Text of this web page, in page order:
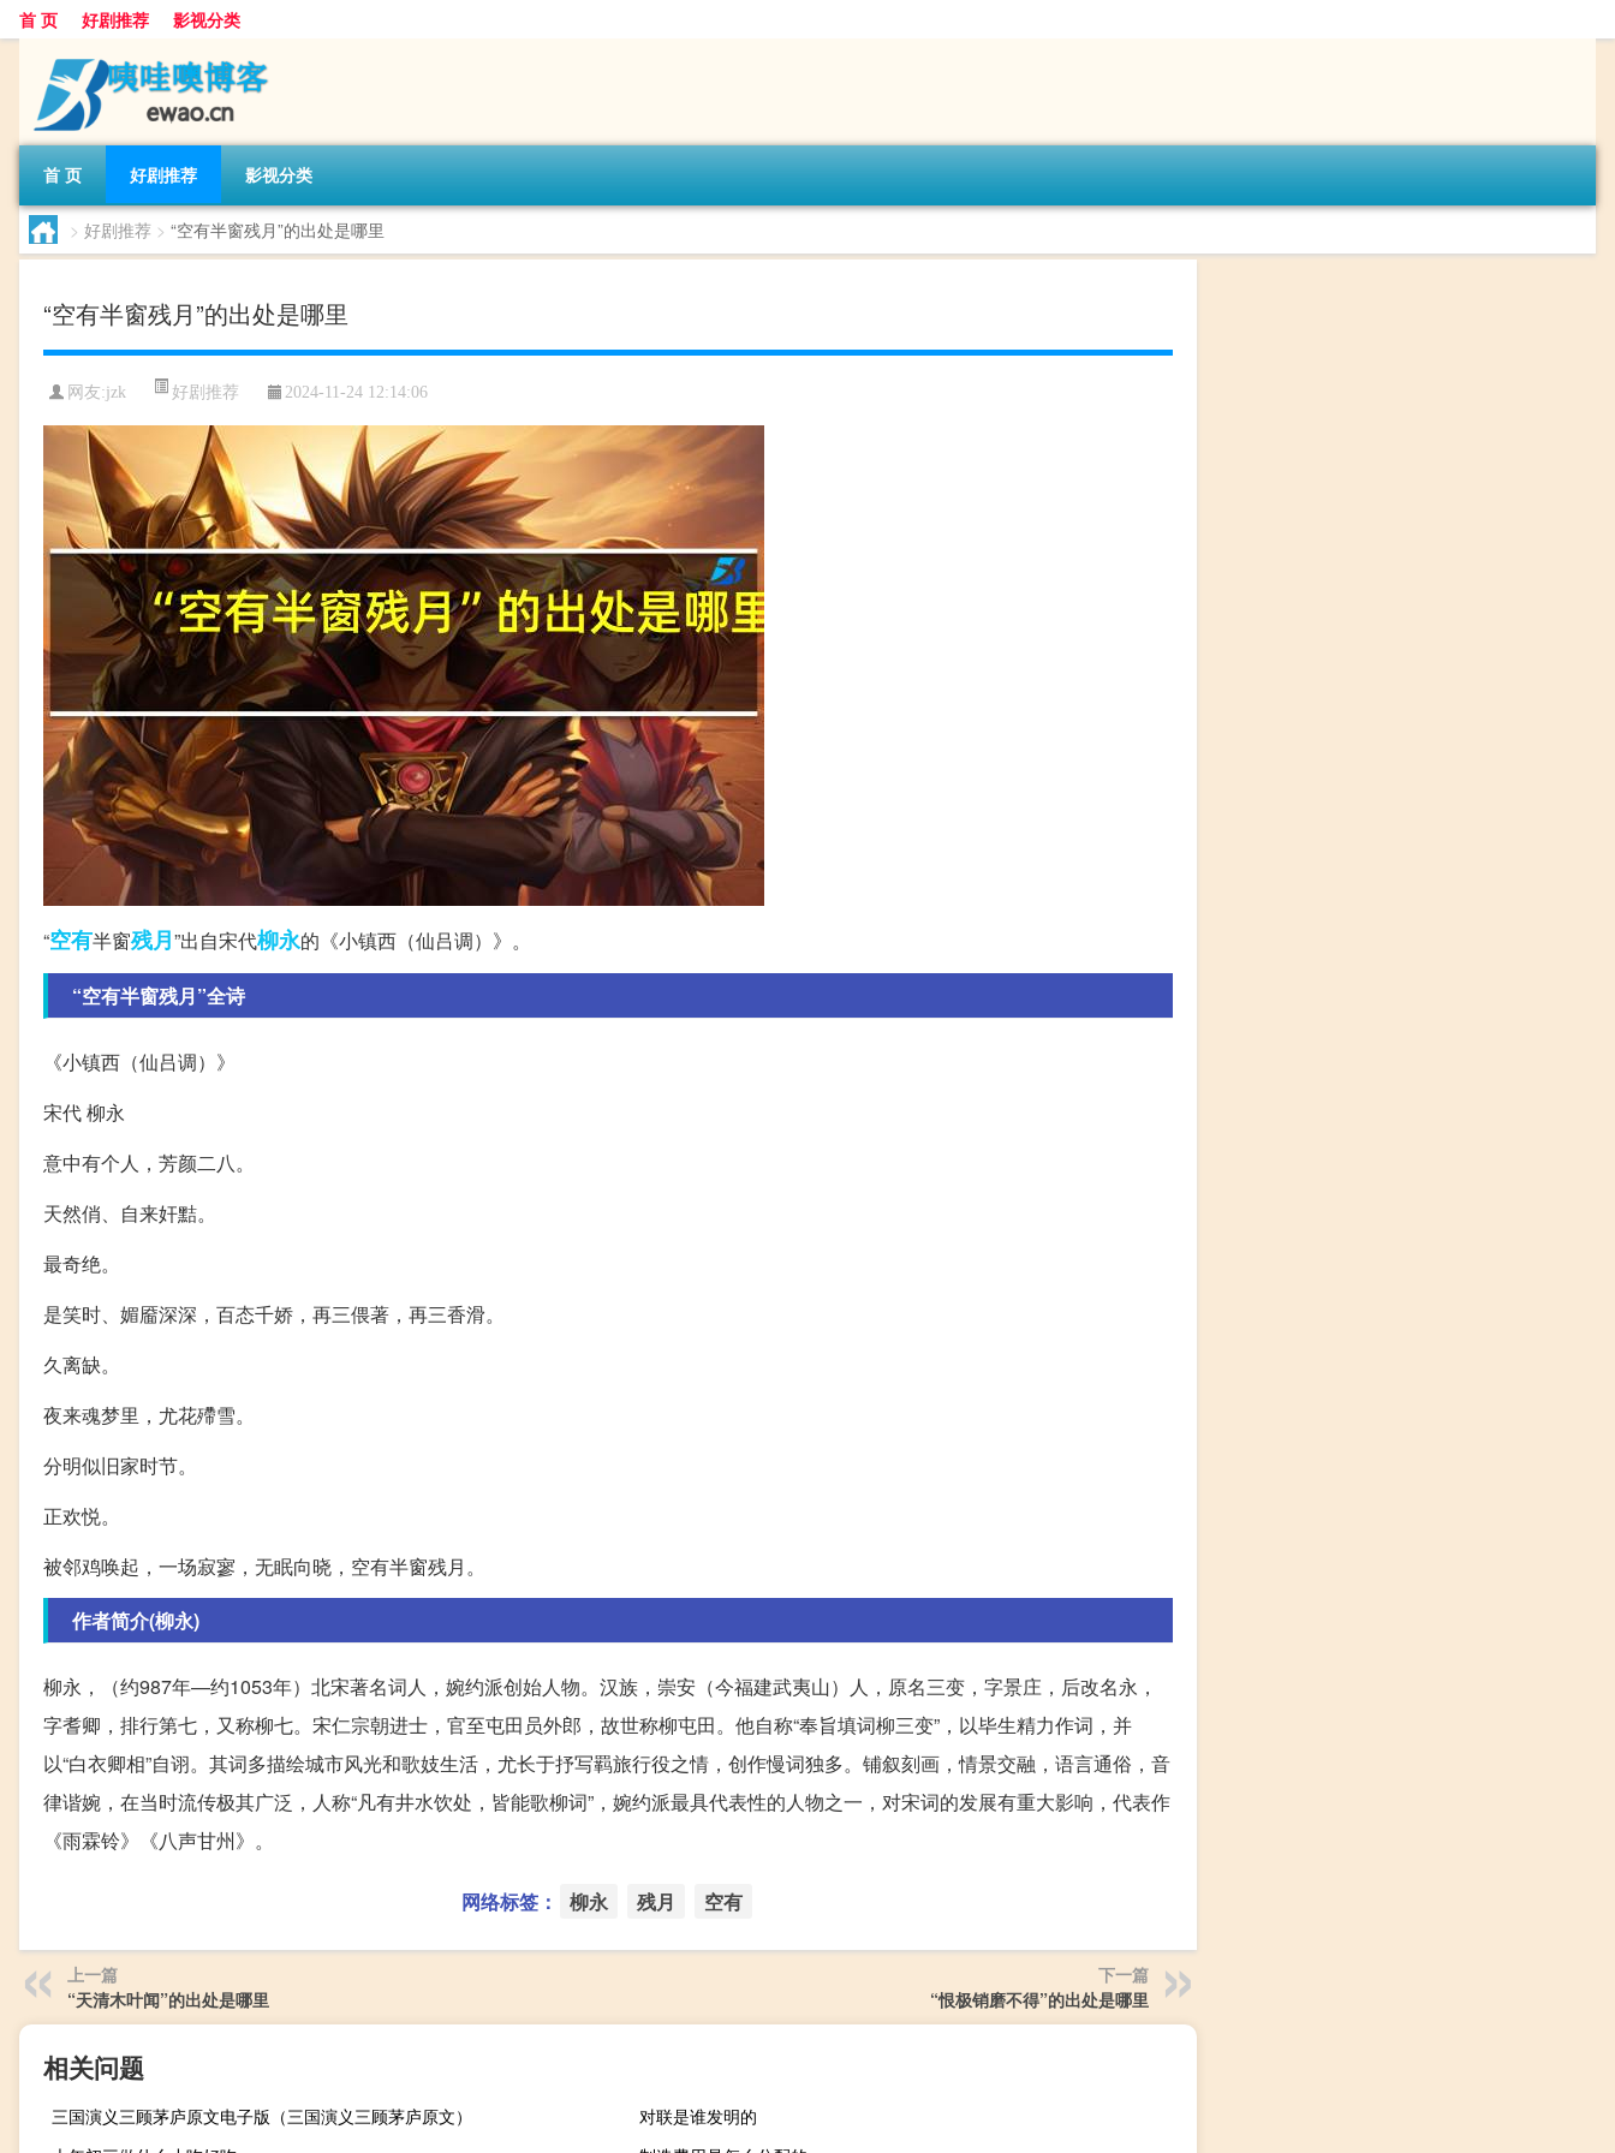
首 页 好剧推荐 影视分类
首 页 好剧推荐 影视分类
> 好剧推荐 > “空有半窗残月”的出处是哪里
“空有半窗残月”的出处是哪里
网友:jzk 好剧推荐 2024-11-24 12:14:06
“空有半窗残月”出自宋代柳永的《小镇西（仙吕调）》。
“空有半窗残月”全诗
《小镇西（仙吕调）》
宋代 柳永
意中有个人，芳颜二八。
天然俏、自来奸黠。
最奇绝。
是笑时、媚靥深深，百态千娇，再三偎著，再三香滑。
久离缺。
夜来魂梦里，尤花殢雪。
分明似旧家时节。
正欢悦。
被邻鸡唤起，一场寂寥，无眠向晓，空有半窗残月。
作者简介(柳永)
柳永，（约987年—约1053年）北宋著名词人，婉约派创始人物。汉族，崇安（今福建武夷山）人，原名三变，字景庄，后改名永，
字耆卿，排行第七，又称柳七。宋仁宗朝进士，官至屯田员外郎，故世称柳屯田。他自称“奉旨填词柳三变”，以毕生精力作词，并
以“白衣卿相”自诩。其词多描绘城市风光和歌妓生活，尤长于抒写羁旅行役之情，创作慢词独多。铺叙刻画，情景交融，语言通俗，音
律谐婉，在当时流传极其广泛，人称“凡有井水饮处，皆能歌柳词”，婉约派最具代表性的人物之一，对宋词的发展有重大影响，代表作
《雨霖铃》《八声甘州》。
网络标签： 柳永 残月 空有
上一篇
“天清木叶闻”的出处是哪里
下一篇
“恨极销磨不得”的出处是哪里
相关问题
三国演义三顾茅庐原文电子版（三国演义三顾茅庐原文）
对联是谁发明的